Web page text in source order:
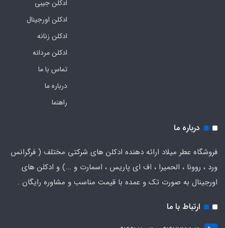
ادکلن جیبی
ادکلن اورجینال
ادکلن زنانه
ادکلن مردانه
تماس با ما
درباره ما
راهنما
درباره ما
فروشگاه عطر میلاد ارائه دهنده ادکلن های شرکتی مختلف ( فرگرانس
ورد ، روونا ، الحمیرا ، اف ای پاریس ، اسمارت و ...) و ادکلن های
اورجینال به صورت تک و عمده با قیمت مناسب و مشاوره رایگان .
ارتباط با ما